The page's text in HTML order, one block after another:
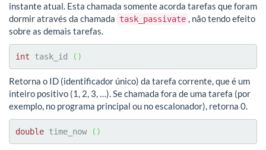
instante atual. Esta chamada somente acorda tarefas que foram
dormir através da chamada task_passivate , não tendo efeito
sobre as demais tarefas.
int task_id ( )
Retorna o ID (identificador único) da tarefa corrente, que é um
inteiro positivo (1, 2, 3, …). Se chamada fora de uma tarefa (por
exemplo, no programa principal ou no escalonador), retorna 0.
double time_now ( )